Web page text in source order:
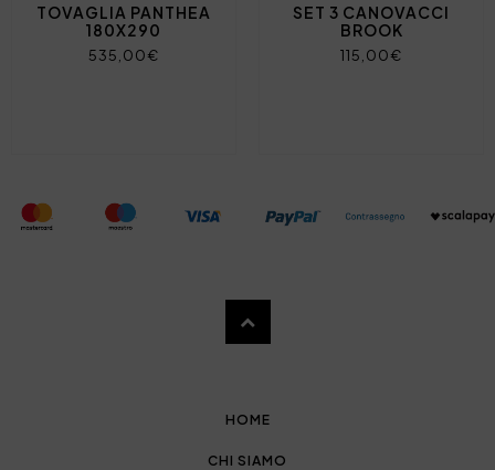
TOVAGLIA PANTHEA
180X290
535,00€
SET 3 CANOVACCI
BROOK
115,00€
HOME
CHI SIAMO